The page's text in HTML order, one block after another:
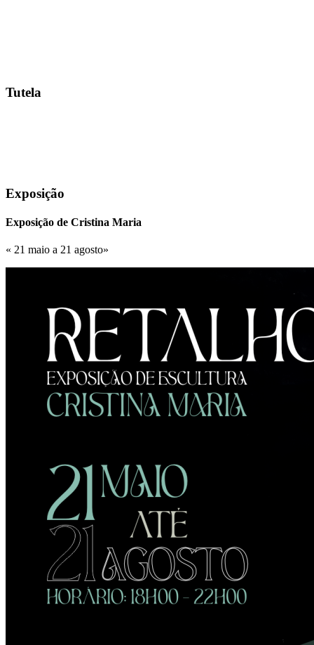
Tutela
Exposição
Exposição de Cristina Maria
« 21 maio a 21 agosto»